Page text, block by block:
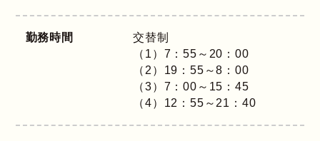
勤務時間
交替制
（1）7：55～20：00
（2）19：55～8：00
（3）7：00～15：45
（4）12：55～21：40